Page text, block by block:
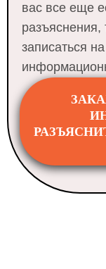
вас все еще
записаться